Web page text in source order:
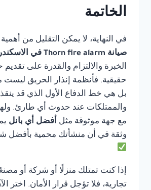
الخاتمة
في النهاية، لا يمكن التقليل من أهمية
صيانة Thorn fire alarm في الاسكندرية
الخبرة والالتزام والقدرة على
حقيقية. فأنظمة إنذار الحريق ليست
بل هي خط الدفاع الأول الذي قد ينقذ
والممتلكات عند حدوث أي طارئ.
مع جهة موثوقة مثل أفضل أي بانل
وثقة في أن منشأتك محمية بأفضل
إذا كنت تمتلك منزلًا أو شركة أو
تجارية، فلا تؤجل قرار الأمان. اختر